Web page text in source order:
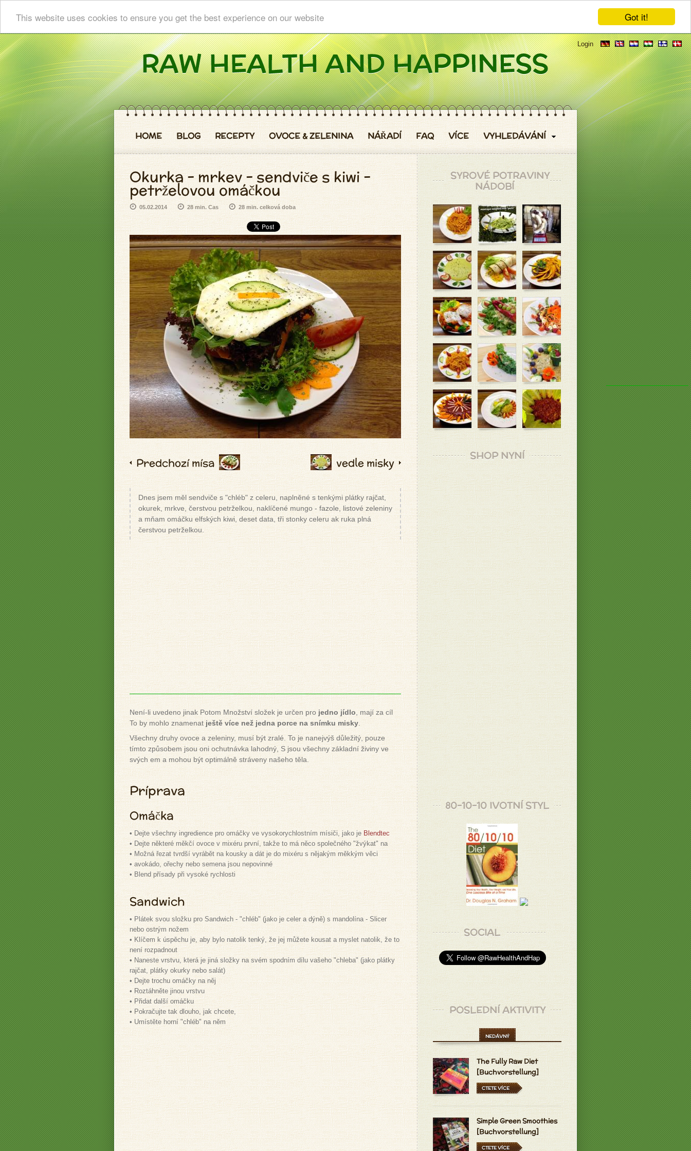
Got it!
This website uses cookies to ensure you get the best experience on our website
Login
HOME BLOG RECEPTY OVOCE & ZELENINA NÁŘADÍ FAQ VÍCE VYHLEDÁVÁNÍ
Okurka - mrkev - sendviče s kiwi -
petrželovou omáčkou
05.02.2014 28 min. Cas 28 min. celková doba
Predchozí mísa vedle misky
Dnes jsem měl sendviče s "chléb" z celeru, naplněné s tenkými plátky rajčat,
okurek, mrkve, čerstvou petrželkou, naklíčené mungo - fazole, listové zeleniny
a mňam omáčku elfských kiwi, deset data, tři stonky celeru ak ruka plná
čerstvou petrželkou.
Není-li uvedeno jinak Potom Množství složek je určen projedno jídlo, mají za cíl
To by mohlo znamenatještě více než jedna porce na snímku misky.
Všechny druhy ovoce a zeleniny, musí být zralé. To je nanejvýš důležitý, pouze
tímto způsobem jsou oni ochutnávka lahodný, S jsou všechny základní živiny ve
svých em a mohou být optimálně stráveny našeho těla.
Príprava
Omáčka
• Dejte všechny ingredience pro omáčky ve vysokorychlostním mísiči, jako jeBlendtec
• Dejte některé měkčí ovoce v mixéru první, takže to má něco společného "žvýkat" na
• Možná řezat tvrdší vyrábět na kousky a dát je do mixéru s nějakým měkkým věci
• avokádo, ořechy nebo semena jsou nepovinné
• Blend přísady při vysoké rychlosti
Sandwich
• Plátek svou složku pro Sandwich - "chléb" (jako je celer a dýně) s mandolína - Slicer
nebo ostrým nožem
• Klíčem k úspěchu je, aby bylo natolik tenký, že jej můžete kousat a myslet natolik, že to
není rozpadnout
• Naneste vrstvu, která je jiná složky na svém spodním dílu vašeho "chleba" (jako plátky
rajčat, plátky okurky nebo salát)
• Dejte trochu omáčky na něj
• Roztáhněte jinou vrstvu
• Přidat další omáčku
• Pokračujte tak dlouho, jak chcete,
• Umístěte horní "chléb" na něm
SYROVÉ POTRAVINY
NÁDOBÍ
SHOP NYNÍ
80-10-10 IVOTNÍ STYL
SOCIAL
POSLEDNÍ AKTIVITY
NEDÁVNÝ
The Fully Raw Diet
[Buchvorstellung]
CTETE VÍCE
Simple Green Smoothies
[Buchvorstellung]
CTETE VÍCE